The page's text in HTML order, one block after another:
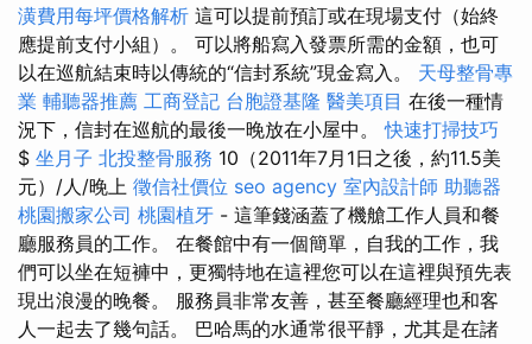
潢費用每坪價格解析 這可以提前預訂或在現場支付（始終
應提前支付小組）。 可以將船寫入發票所需的金額，也可
以在巡航結束時以傳統的“信封系統”現金寫入。 天母整骨專
業 輔聽器推薦 工商登記 台胞證基隆 醫美項目 在後一種情
況下，信封在巡航的最後一晚放在小屋中。快速打掃技巧
$ 坐月子 北投整骨服務 10（2011年7月1日之後，約11.5美
元）/人/晚上 徵信社價位 seo agency 室內設計師 助聽器
桃園搬家公司 桃園植牙 - 這筆錢涵蓋了機艙工作人員和餐
廳服務員的工作。 在餐館中有一個簡單，自我的工作，我
們可以坐在短褲中，更獨特地在這裡您可以在這裡與預先表
現出浪漫的晚餐。 服務員非常友善，甚至餐廳經理也和客
人一起去了幾句話。 巴哈馬的水通常很平靜，尤其是在諸